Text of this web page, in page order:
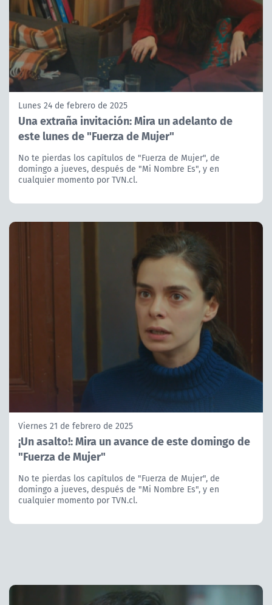
Lunes 24 de febrero de 2025
Una extraña invitación: Mira un adelanto de
este lunes de "Fuerza de Mujer"
No te pierdas los capítulos de "Fuerza de Mujer", de
domingo a jueves, después de "Mi Nombre Es", y en
cualquier momento por TVN.cl.
Viernes 21 de febrero de 2025
¡Un asalto!: Mira un avance de este domingo de
"Fuerza de Mujer"
No te pierdas los capítulos de "Fuerza de Mujer", de
domingo a jueves, después de "Mi Nombre Es", y en
cualquier momento por TVN.cl.